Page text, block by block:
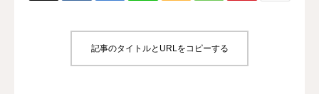
記事のタイトルとURLをコピーする